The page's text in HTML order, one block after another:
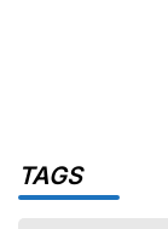
TAGS